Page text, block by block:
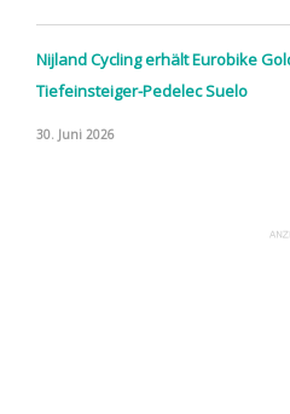
Nijland Cycling erhält Eurobike
Tiefeinsteiger-Pedelec Suelo
30. Juni 2026